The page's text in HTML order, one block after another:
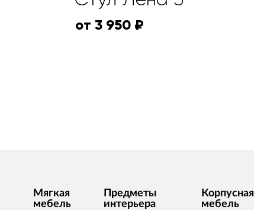
от 3 950 ₽
Мягкая
мебель
Предметы
интерьера
Корпусная
мебель